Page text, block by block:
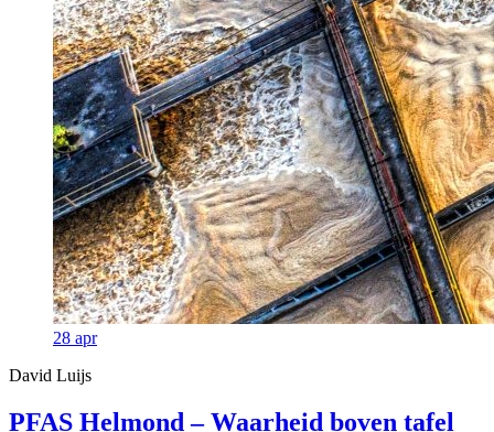
28 apr
David Luijs
PFAS Helmond – Waarheid boven tafel